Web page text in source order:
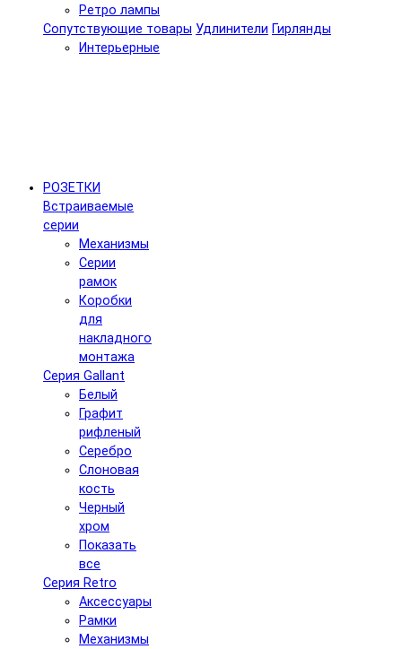
Ретро лампы
Сопутствующие товары Удлинители Гирлянды
Интерьерные
РОЗЕТКИ
Встраиваемые
серии
Механизмы
Серии
рамок
Коробки
для
накладного
монтажа
Серия Gallant
Белый
Графит
рифленый
Серебро
Слоновая
кость
Черный
хром
Показать
все
Серия Retro
Аксессуары
Рамки
Механизмы